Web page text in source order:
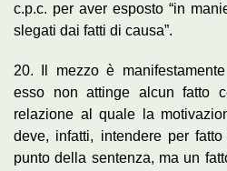
c.p.c. per aver esposto “in
slegati dai fatti di causa”.
20. Il mezzo è
esso non attinge alcun fatto
relazione al quale la
deve, infatti, intendere per
punto della sentenza, ma un